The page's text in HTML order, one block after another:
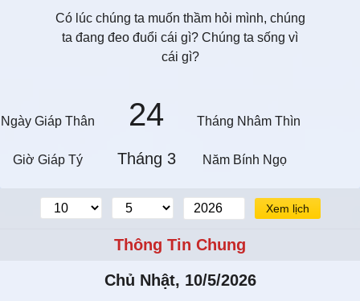
Có lúc chúng ta muốn thầm hỏi mình, chúng
ta đang đeo đuổi cái gì? Chúng ta sống vì
cái gì?
Ngày Giáp Thân 24 Tháng Nhâm Thìn
Giờ Giáp Tý Tháng 3 Năm Bính Ngọ
Xem lịch
Thông Tin Chung
Chủ Nhật, 10/5/2026